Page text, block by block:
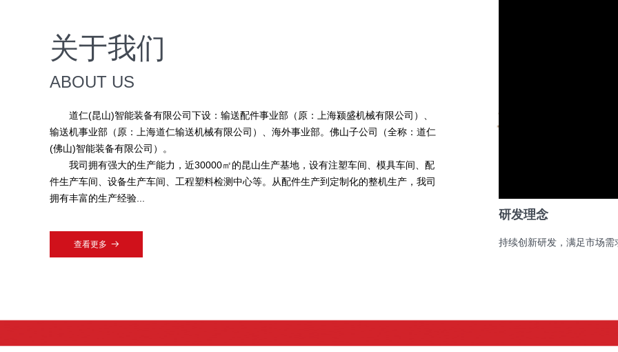
关于我们
ABOUT US
道仁(昆山)智能装备有限公司下设：输送配件事业部（原：上海颍盛机械有限公司）、
输送机事业部（原：上海道仁输送机械有限公司）、海外事业部。佛山子公司（全称：道仁
(佛山)智能装备有限公司）。
我司拥有强大的生产能力，近30000㎡的昆山生产基地，设有注塑车间、模具车间、配
件生产车间、设备生产车间、工程塑料检测中心等。从配件生产到定制化的整机生产，我司
拥有丰富的生产经验...
查看更多 뀠
研发理念
持续创新研发，满足市场需